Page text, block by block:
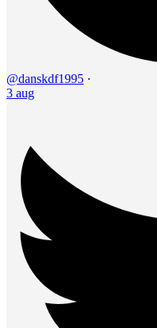
@danskdf1995 ·
3 aug